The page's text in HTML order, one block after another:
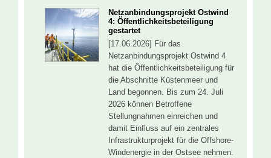
Netzanbindungsprojekt Ostwind
4: Öffentlichkeitsbeteiligung
gestartet
[17.06.2026] Für das
Netzanbindungsprojekt Ostwind 4
hat die Öffentlichkeitsbeteiligung für
die Abschnitte Küstenmeer und
Land begonnen. Bis zum 24. Juli
2026 können Betroffene
Stellungnahmen einreichen und
damit Einfluss auf ein zentrales
Infrastrukturprojekt für die Offshore-
Windenergie in der Ostsee nehmen.